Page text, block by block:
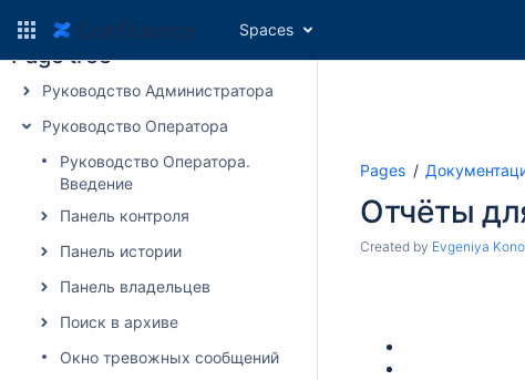
Spaces
Page tree
Руководство Администратора
Руководство Оператора
Руководство Оператора.
Введение
Панель контроля
Панель истории
Панель владельцев
Поиск в архиве
Окно тревожных сообщений
Pages
Отчёты
Created by Evgeniya